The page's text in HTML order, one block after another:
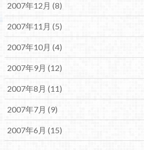
2007年12月 (8)
2007年11月 (5)
2007年10月 (4)
2007年9月 (12)
2007年8月 (11)
2007年7月 (9)
2007年6月 (15)